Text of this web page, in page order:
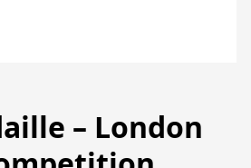
– London